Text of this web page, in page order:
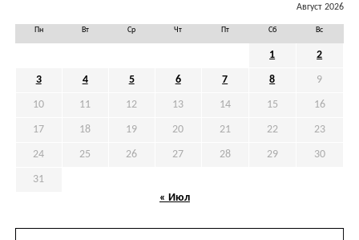
Август 2026
Пн Вт Ср Чт Пт Сб Вс
1 2
3 4 5 6 7 8 9
10 11 12 13 14 15 16
17 18 19 20 21 22 23
24 25 26 27 28 29 30
31
« Июл